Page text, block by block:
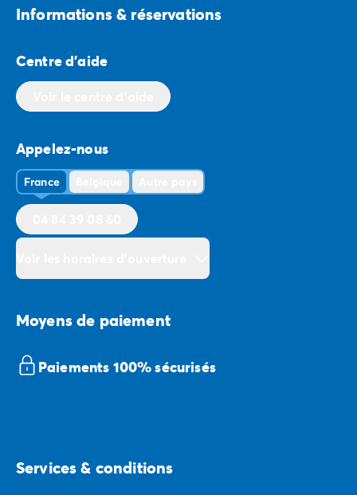
Informations & réservations
Centre d'aide
Appelez-nous
France
Moyens de paiement
Paiements 100% sécurisés
Services & conditions